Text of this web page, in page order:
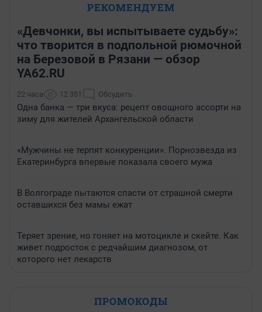
РЕКОМЕНДУЕМ
«Девчонки, вы испытываете судьбу»:
что творится в подпольной рюмочной
на Березовой в Рязани — обзор
YA62.RU
22 часа 12 351 Обсудить
Одна банка — три вкуса: рецепт овощного ассорти на
зиму для жителей Архангельской области
«Мужчины не терпят конкуренции». Порнозвезда из
Екатеринбурга впервые показала своего мужа
В Волгограде пытаются спасти от страшной смерти
оставшихся без мамы ежат
Теряет зрение, но гоняет на мотоцикле и скейте. Как
живет подросток с редчайшим диагнозом, от
которого нет лекарств
ПРОМОКОДЫ